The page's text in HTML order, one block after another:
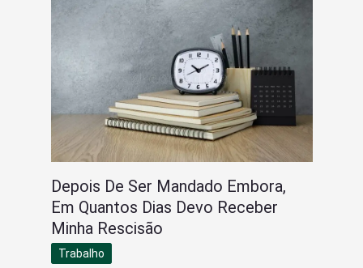
Depois De Ser Mandado Embora,
Em Quantos Dias Devo Receber
Minha Rescisão
Trabalho